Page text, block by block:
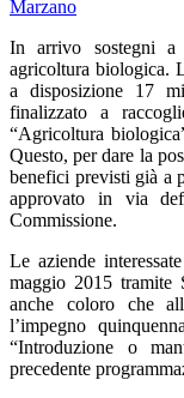
Marzano
In arrivo sostegni
agricoltura biologica.
a disposizione 17
finalizzato a
“Agricoltura
Questo, per dare la
benefici previsti già a
approvato in via
Commissione.
Le aziende
maggio 2015 tramite
anche coloro che
l’impegno
“Introduzione o
precedente